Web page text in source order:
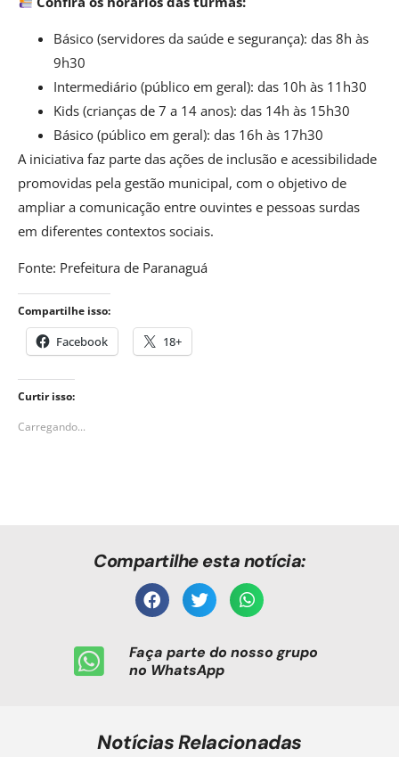
Básico (servidores da saúde e segurança): das 8h às
9h30
Intermediário (público em geral): das 10h às 11h30
Kids (crianças de 7 a 14 anos): das 14h às 15h30
Básico (público em geral): das 16h às 17h30
A iniciativa faz parte das ações de inclusão e acessibilidade
promovidas pela gestão municipal, com o objetivo de
ampliar a comunicação entre ouvintes e pessoas surdas
em diferentes contextos sociais.
Fonte: Prefeitura de Paranaguá
Compartilhe isso:
Facebook 18+
Curtir isso:
Carregando...
Compartilhe esta notícia:
Faça parte do nosso grupo
no WhatsApp
Notícias Relacionadas